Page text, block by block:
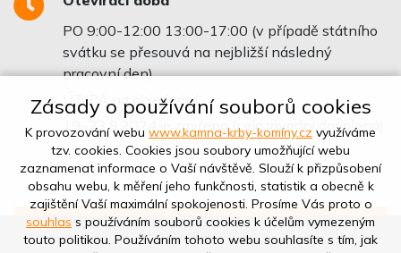
PO 9:00-12:00 13:00-17:00 (v případě státního
svátku se přesouvá na nejbližší následný
pracovní den)
ÚT-PÁ na objednání
19.-23.8.2024 je zavřeno (celozávodní dovolená)
Zásady o používání souborů cookies
K provozování webu www.kamna-krby-komíny.cz využíváme
tzv. cookies. Cookies jsou soubory umožňující webu
zaznamenat informace o Vaší návštěvě. Slouží k přizpůsobení
obsahu webu, k měření jeho funkčnosti, statistik a obecně k
zajištění Vaší maximální spokojenosti. Prosíme Vás proto o
souhlas s používáním souborů cookies k účelům vymezeným
touto politikou. Používáním tohoto webu souhlasíte s tím, jak